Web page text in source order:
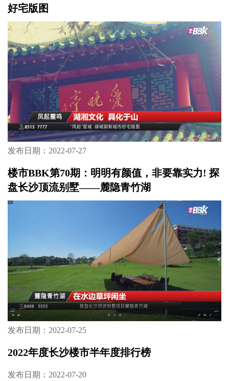
好宅版图
发布日期：2022-07-27
楼市BBK第70期：明明有颜值，非要靠实力! 探
盘长沙顶流别墅——麓隐青竹湖
发布日期：2022-07-25
2022年度长沙楼市半年度排行榜
发布日期：2022-07-20